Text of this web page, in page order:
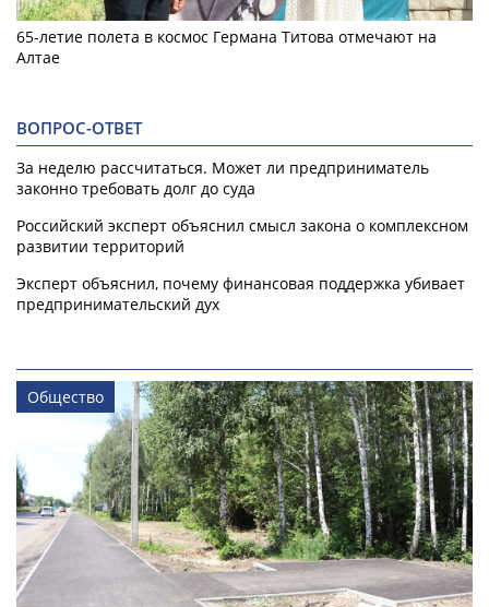
65-летие полета в космос Германа Титова отмечают на
Алтае
ВОПРОС-ОТВЕТ
За неделю рассчитаться. Может ли предприниматель
законно требовать долг до суда
Российский эксперт объяснил смысл закона о комплексном
развитии территорий
Эксперт объяснил, почему финансовая поддержка убивает
предпринимательский дух
Общество